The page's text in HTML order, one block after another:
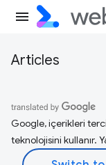
Articles
Google, içerikleri
teknolojisini kullanır.